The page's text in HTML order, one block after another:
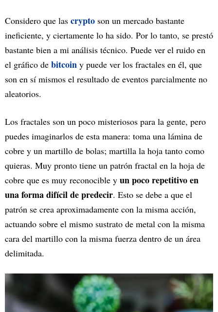
Considero que las crypto son un mercado bastante
ineficiente, y ciertamente lo ha sido. Por lo tanto, se prestó
bastante bien a mi análisis técnico. Puede ver el ruido en
el gráfico de bitcoin y puede ver los fractales en él, que
son en sí mismos el resultado de eventos parcialmente no
aleatorios.
Los fractales son un poco misteriosos para la gente, pero
puedes imaginarlos de esta manera: toma una lámina de
cobre y un martillo de bolas; martilla la hoja tanto como
quieras. Muy pronto tiene un patrón fractal en la hoja de
cobre que es muy reconocible y un poco repetitivo en
una forma difícil de predecir. Esto se debe a que el
patrón se crea aproximadamente con la misma acción,
actuando sobre el mismo sustrato de metal con la misma
cara del martillo con la misma fuerza dentro de un área
delimitada.